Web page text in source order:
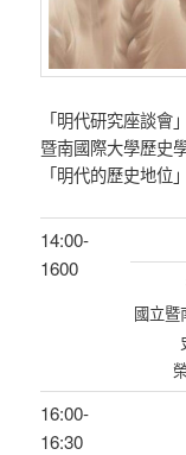
「明代研究座談
暨南國際大學歷史
「明代的歷史地位
14:00-
1600
國立暨
16:00-
16:30